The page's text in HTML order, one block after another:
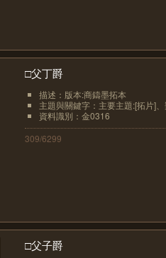
□父丁爵
描述：版本:商鑄墨拓本
主題與關鍵字：主要主題:[拓片]
資料識別：金0316
309/6299
□父子爵